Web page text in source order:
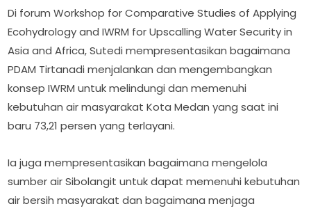
Di forum Workshop for Comparative Studies of Applying
Ecohydrology and IWRM for Upscalling Water Security in
Asia and Africa, Sutedi mempresentasikan bagaimana
PDAM Tirtanadi menjalankan dan mengembangkan
konsep IWRM untuk melindungi dan memenuhi
kebutuhan air masyarakat Kota Medan yang saat ini
baru 73,21 persen yang terlayani.
Ia juga mempresentasikan bagaimana mengelola
sumber air Sibolangit untuk dapat memenuhi kebutuhan
air bersih masyarakat dan bagaimana menjaga